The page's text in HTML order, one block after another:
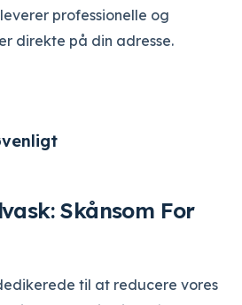
professionelle og
direkte på din adresse.
Skånsom For
til at reducere vores